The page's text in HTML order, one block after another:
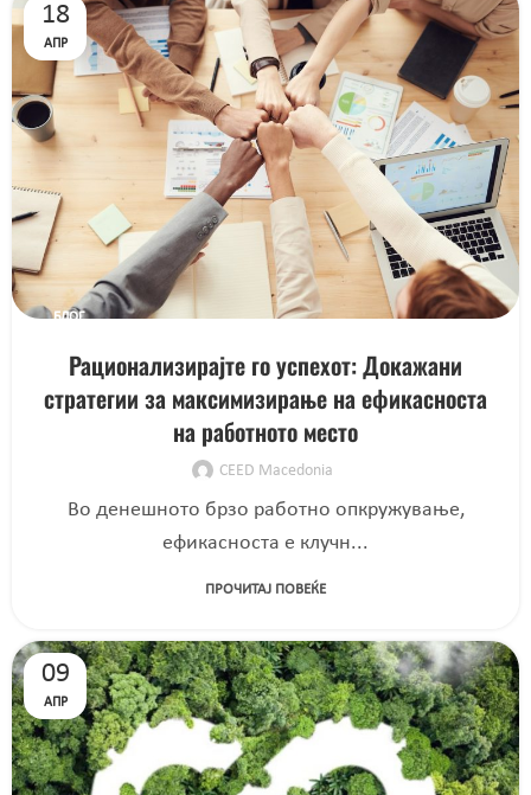
18
АПР
БЛОГ
Рационализирајте го успехот: Докажани
стратегии за максимизирање на ефикасноста
на работното место
CEED Macedonia
Во денешното брзо работно опкружување,
ефикасноста е клучн...
ПРОЧИТАЈ ПОВЕЌЕ
09
АПР